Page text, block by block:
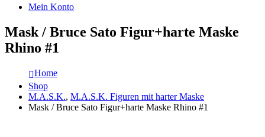
Mein Konto
Mask / Bruce Sato Figur+harte Maske
Rhino #1
Home
Shop
M.A.S.K., M.A.S.K. Figuren mit harter Maske
Mask / Bruce Sato Figur+harte Maske Rhino #1